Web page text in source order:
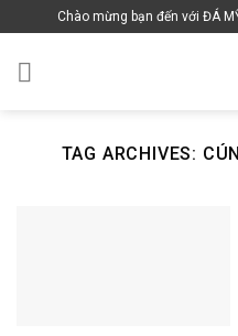
to
content
Chào mừng bạn đến với ĐÁ
TAG ARCHIVES: